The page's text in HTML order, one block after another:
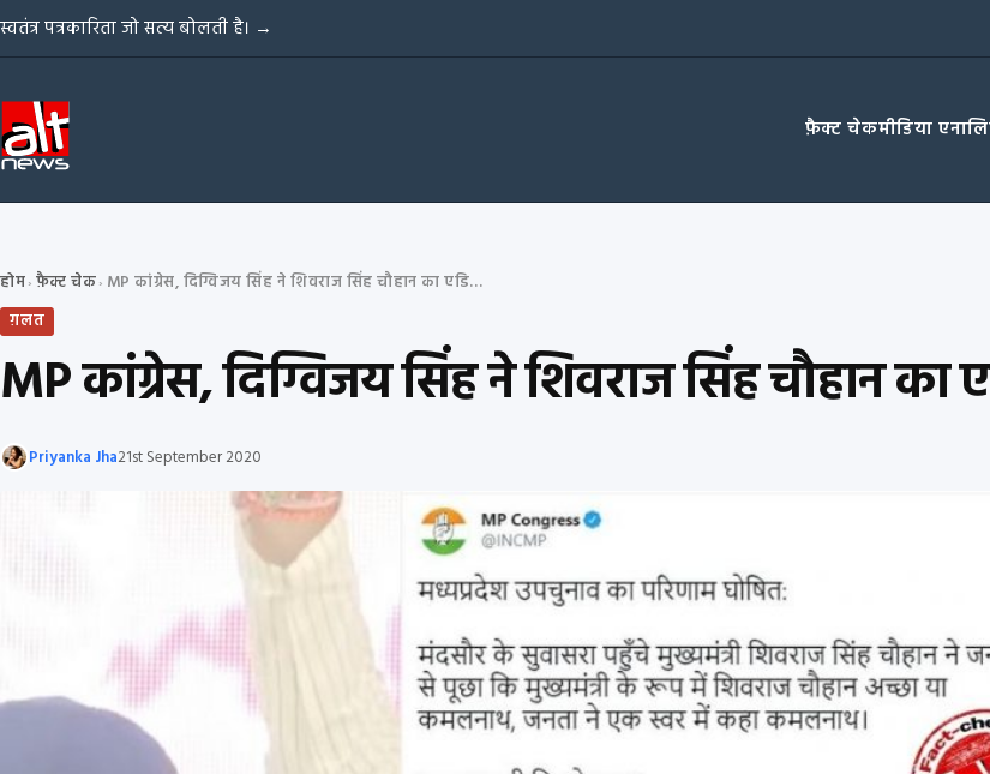
Skip to content
स्वतंत्र पत्रकारिता जो सत्य बोलती है। →
फ़ैक्ट चेकमीडिया
होम› फ़ैक्ट चेक›
MP कांग्रेस, दिग्विजय सिंह ने शिवराज सिंह चौहान का एडिटेड वीडियो शेयर किया
ग़लत
MP कांग्रेस, दिग्विजय सिंह ने शिवराज सिंह चौहान का
Priyanka Jha21st September 2020